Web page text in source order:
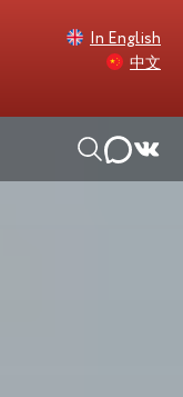
In English
中文